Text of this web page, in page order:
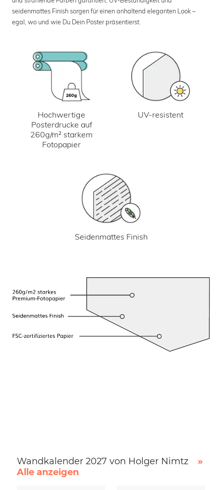
seidenmattes Finish sorgen für einen anhaltend eleganten Look –
egal, wo und wie Du Dein Poster präsentierst.
Hochwertige
Posterdrucke auf
260g/m² starkem
Fotopapier
UV-resistent
Seidenmattes Finish
Wandkalender 2027 von Holger Nimtz
»
Alle anzeigen